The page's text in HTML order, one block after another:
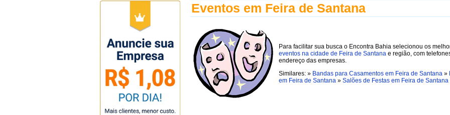
Eventos em Feira de Santana
Para facilitar sua busca o Encontra Bahia selecionou os
eventos na cidade de Feira de Santana e região, com
endereço das empresas.
Similares: » Bandas para Casamentos em Feira de Santana »
em Feira de Santana » Salões de Festas em Feira de Santana